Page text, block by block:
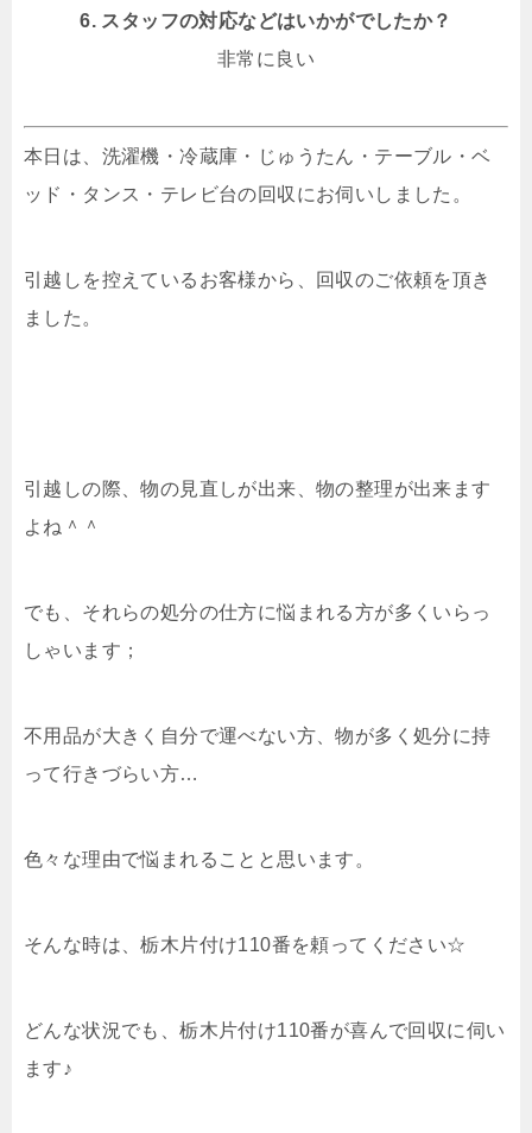
6. スタッフの対応などはいかがでしたか？
非常に良い
本日は、洗濯機・冷蔵庫・じゅうたん・テーブル・ベ
ッド・タンス・テレビ台の回収にお伺いしました。
引越しを控えているお客様から、回収のご依頼を頂き
ました。
引越しの際、物の見直しが出来、物の整理が出来ます
よね＾＾
でも、それらの処分の仕方に悩まれる方が多くいらっ
しゃいます；
不用品が大きく自分で運べない方、物が多く処分に持
って行きづらい方…
色々な理由で悩まれることと思います。
そんな時は、栃木片付け110番を頼ってください☆
どんな状況でも、栃木片付け110番が喜んで回収に伺い
ます♪